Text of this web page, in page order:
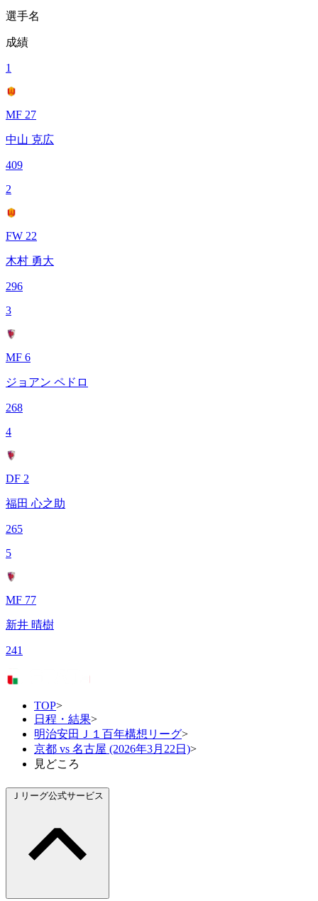
選手名
成績
1
MF 27
中山 克広
409
2
FW 22
木村 勇大
296
3
MF 6
ジョアン ペドロ
268
4
DF 2
福田 心之助
265
5
MF 77
新井 晴樹
241
TOP>
日程・結果>
明治安田Ｊ１百年構想リーグ>
京都 vs 名古屋 (2026年3月22日)>
見どころ
Ｊリーグ公式サービス